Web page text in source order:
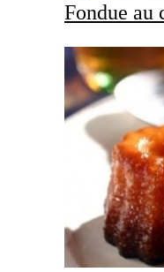
Fondue au